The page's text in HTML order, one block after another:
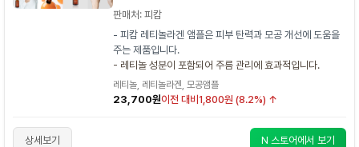
판매처: 피캄
- 피캄 레티놀라겐 앰플은 피부 탄력과 모공 개선에 도움을
주는 제품입니다.
- 레티놀 성분이 포함되어 주름 관리에 효과적입니다.
레티놀, 레티놀라겐, 모공앰플
23,700원이전 대비 1,800원 (8.2%) ↑
상세보기 N 스토어에서 보기